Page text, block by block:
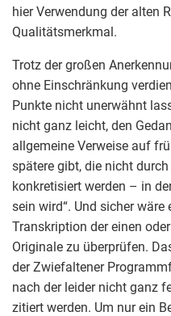
hier Verwendung der alten
Qualitätsmerkmal.
Trotz der großen
ohne Einschränkung
Punkte nicht unerwähnt
nicht ganz leicht, den
allgemeine Verweise auf
spätere gibt, die nicht
konkretisiert werden – in
sein wird“. Und sicher wäre
Transkription der einen
Originale zu überprüfen.
der Zwiefaltener
nach der leider nicht ganz
zitiert werden. Um nur ein